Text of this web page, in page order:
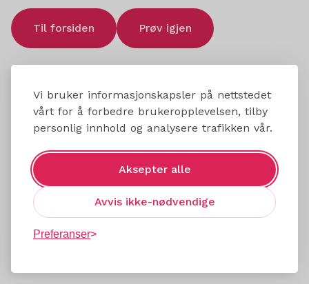
Vi bruker informasjonskapsler på nettstedet
vårt for å forbedre brukeropplevelsen, tilby
personlig innhold og analysere trafikken vår.
Aksepter alle
Avvis ikke-nødvendige
Preferanser
Til forsiden Prøv igjen